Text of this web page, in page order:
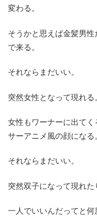
変わる。
そうかと思えば金髪男
で来る。
それならまだいい。
突然女性となって現れる
女性もワーナーに出て
サーアニメ風の顔になる
それならまだいい。
突然双子になって現れた
一人でいいんだってと何